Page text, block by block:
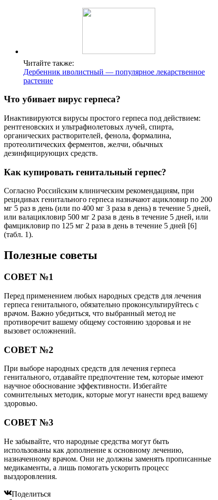
Читайте также:
Дербенник иволистный — популярное лекарственное
растение
Что убивает вирус герпеса?
Инактивируются вирусы простого герпеса под действием:
рентгеновских и ультрафиолетовых лучей, спирта,
органических растворителей, фенола, формалина,
протеолитических ферментов, желчи, обычных
дезинфицирующих средств.
Как купировать генитальный герпес?
Согласно Российским клиническим рекомендациям, при
рецидивах генитального герпеса назначают ацикловир по 200
мг 5 раз в день (или по 400 мг 3 раза в день) в течение 5 дней,
или валацикловир 500 мг 2 раза в день в течение 5 дней, или
фамцикловир по 125 мг 2 раза в день в течение 5 дней [6]
(табл. 1).
Полезные советы
СОВЕТ №1
Перед применением любых народных средств для лечения
герпеса генитального, обязательно проконсультируйтесь с
врачом. Важно убедиться, что выбранный метод не
противоречит вашему общему состоянию здоровья и не
вызовет осложнений.
СОВЕТ №2
При выборе народных средств для лечения герпеса
генитального, отдавайте предпочтение тем, которые имеют
научное обоснование эффективности. Избегайте
сомнительных методик, которые могут нанести вред вашему
здоровью.
СОВЕТ №3
Не забывайте, что народные средства могут быть
использованы как дополнение к основному лечению,
назначенному врачом. Они не должны заменять прописанные
медикаменты, а лишь помогать ускорить процесс
выздоровления.
Поделиться